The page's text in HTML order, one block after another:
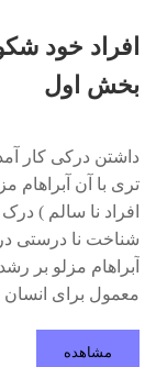
افراد خود
بخش اول
داشتن درکی کار
تری با آن آبراهام
افراد نا سالم )
شناخت نا درستی
آبراهام مزلو بر
معمول برای
مشاهده